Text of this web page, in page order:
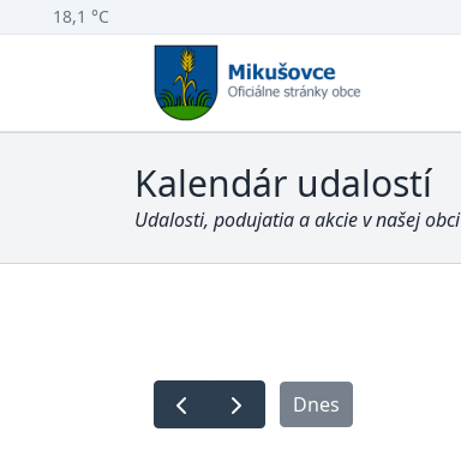
18,1 °C
Kalendár udalostí
Udalosti, podujatia a akcie v našej obci
Dnes